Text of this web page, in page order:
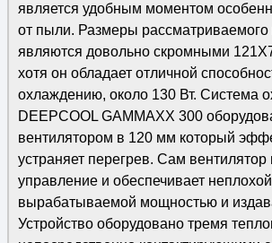
является удобным моментом
от пыли. Размеры рассматриваемого
являются довольно скромными
хотя он обладает отличной
охлаждению, около 130 Вт. Система
DEEPCOOL GAMMAXX 300
вентилятором в 120 мм который
устраняет перегрев. Сам
управление и обеспечивает
вырабатываемой мощностью и
Устройство оборудовано тремя